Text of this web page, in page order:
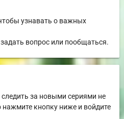
узнавать о важных
задать вопрос или пообщаться.
за новыми сериями не
кнопку ниже и войдите